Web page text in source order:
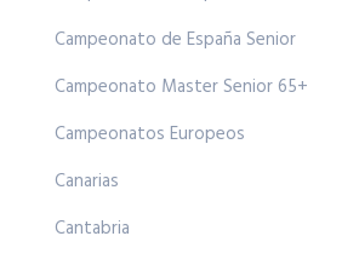
Campeonato de España Senior
Campeonato Master Senior 65+
Campeonatos Europeos
Canarias
Cantabria